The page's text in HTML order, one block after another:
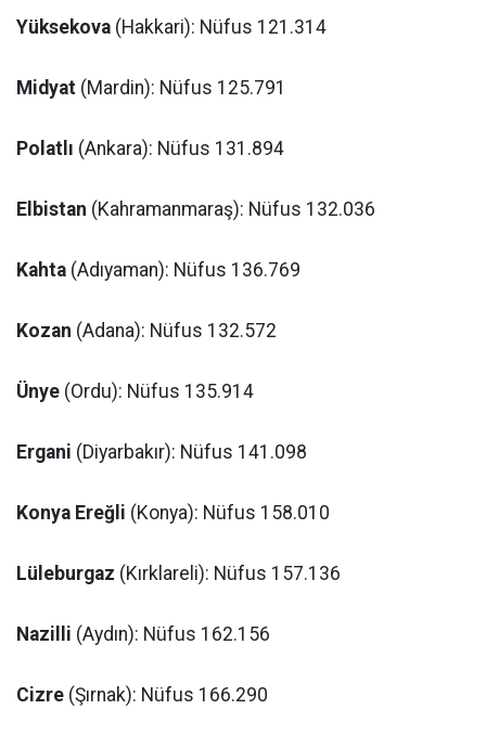
Yüksekova (Hakkari): Nüfus 121.314
Midyat (Mardin): Nüfus 125.791
Polatlı (Ankara): Nüfus 131.894
Elbistan (Kahramanmaraş): Nüfus 132.036
Kahta (Adıyaman): Nüfus 136.769
Kozan (Adana): Nüfus 132.572
Ünye (Ordu): Nüfus 135.914
Ergani (Diyarbakır): Nüfus 141.098
Konya Ereğli (Konya): Nüfus 158.010
Lüleburgaz (Kırklareli): Nüfus 157.136
Nazilli (Aydın): Nüfus 162.156
Cizre (Şırnak): Nüfus 166.290